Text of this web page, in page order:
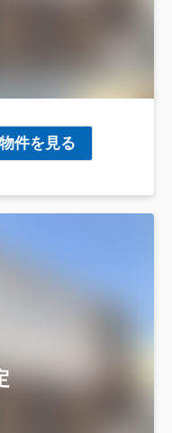
件を見る